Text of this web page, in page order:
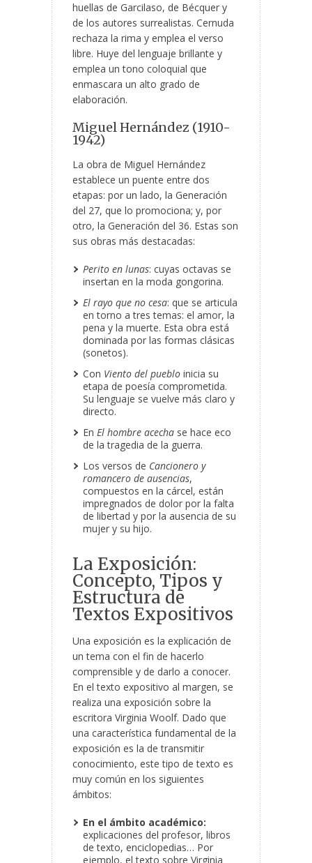
huellas de Garcilaso, de Bécquer y
de los autores surrealistas. Cernuda
rechaza la rima y emplea el verso
libre. Huye del lenguaje brillante y
emplea un tono coloquial que
enmascara un alto grado de
elaboración.
Miguel Hernández (1910-
1942)
La obra de Miguel Hernández
establece un puente entre dos
etapas: por un lado, la Generación
del 27, que lo promociona; y, por
otro, la Generación del 36. Estas son
sus obras más destacadas:
Perito en lunas: cuyas octavas se
insertan en la moda gongorina.
El rayo que no cesa: que se articula
en torno a tres temas: el amor, la
pena y la muerte. Esta obra está
dominada por las formas clásicas
(sonetos).
Con Viento del pueblo inicia su
etapa de poesía comprometida.
Su lenguaje se vuelve más claro y
directo.
En El hombre acecha se hace eco
de la tragedia de la guerra.
Los versos de Cancionero y
romancero de ausencias,
compuestos en la cárcel, están
impregnados de dolor por la falta
de libertad y por la ausencia de su
mujer y su hijo.
La Exposición:
Concepto, Tipos y
Estructura de
Textos Expositivos
Una exposición es la explicación de
un tema con el fin de hacerlo
comprensible y de darlo a conocer.
En el texto expositivo al margen, se
realiza una exposición sobre la
escritora Virginia Woolf. Dado que
una característica fundamental de la
exposición es la de transmitir
conocimiento, este tipo de texto es
muy común en los siguientes
ámbitos:
En el ámbito académico:
explicaciones del profesor, libros
de texto, enciclopedias… Por
ejemplo, el texto sobre Virginia